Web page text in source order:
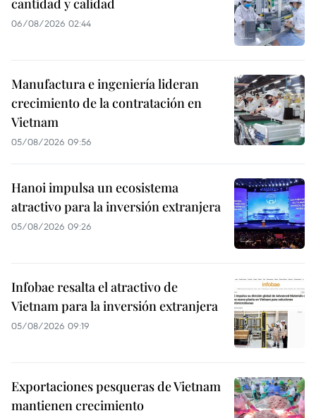
cantidad y calidad
06/08/2026 02:44
Manufactura e ingeniería lideran
crecimiento de la contratación en
Vietnam
05/08/2026 09:56
Hanoi impulsa un ecosistema
atractivo para la inversión extranjera
05/08/2026 09:26
Infobae resalta el atractivo de
Vietnam para la inversión extranjera
05/08/2026 09:19
Exportaciones pesqueras de Vietnam
mantienen crecimiento